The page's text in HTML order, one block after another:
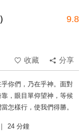
9.8
收藏
分享
你們，乃在乎神。面對
，眼目單仰望神，等候
怎樣行，使我們得勝。
24 分鐘